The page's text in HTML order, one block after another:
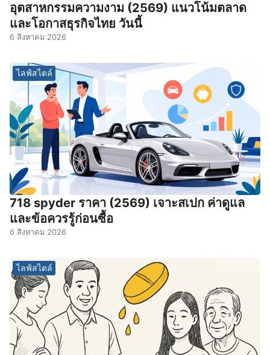
อุตสาหกรรมความงาม (2569) แนวโน้มตลาด
และโอกาสธุรกิจไทย วันนี้
6 สิงหาคม 2026
ไลฟ์สไตล์
718 spyder ราคา (2569) เจาะสเปก ค่าดูแล
และข้อควรรู้ก่อนซื้อ
6 สิงหาคม 2026
ไลฟ์สไตล์